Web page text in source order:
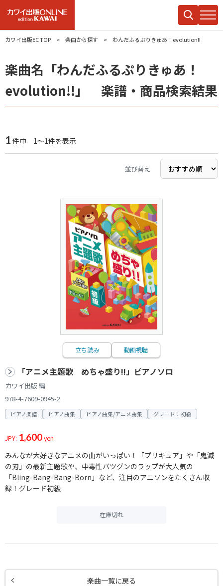
カワイ出版EC TOP 楽曲から探す わんだふるぷりきゅあ！evolution!!
楽曲名「わんだふるぷりきゅあ！
evolution!!」 楽譜・商品検索結果
1 件中 1～1件を表示
並び替え
立ち読み 動画視聴
「アニメ主題歌 めちゃ盛り!!」ピアノソロ
カワイ出版 編
978-4-7609-0945-2
ピアノ楽譜 ピアノ曲集 ピアノ曲集/アニメ曲集 グレード：初級
JPY: 1,600yen
みんなが大好きなアニメの曲がいっぱい！「プリキュア」や「鬼滅
の刃」の最新主題歌や、中毒性バツグンのラップが大人気の
「Bling-Bang-Bang-Born」など、注目のアニソンをたくさん収
録！グレード初級
在庫切れ
楽曲一覧に戻る